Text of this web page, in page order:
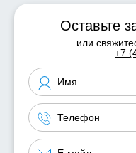
Оставьте
или
+7